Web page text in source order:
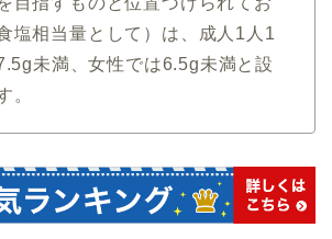
塩相当量として）は、成人1人1
未満、女性では6.5g未満と設
。